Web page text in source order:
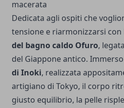
Dedicata agli ospiti che
tensione e riarmonizzarsi con
del bagno caldo Ofuro,
del Giappone antico.
di Inoki, realizzata
artigiano di Tokyo, il corpo
giusto equilibrio, la pelle